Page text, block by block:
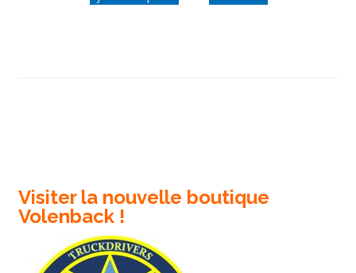
Visiter la nouvelle boutique
Volenback !